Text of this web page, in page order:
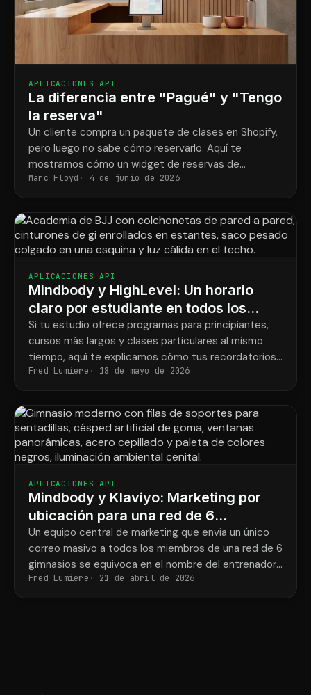
APLICACIONES API
La diferencia entre "Pagué" y "Tengo
la reserva"
Un cliente compra un paquete de clases en Shopify,
pero luego no sabe cómo reservarlo. Aquí te
mostramos cómo un widget de reservas de
Mindbody y ShopConnect solucionan ese problema
definitivamente.
Marc Floyd 4 de junio de 2026
APLICACIONES API
Mindbody y HighLevel: Un horario
claro por estudiante en todos los
programas.
Si tu estudio ofrece programas para principiantes,
cursos más largos y clases particulares al mismo
tiempo, aquí te explicamos cómo tus recordatorios
finalmente coincidirán con lo que cada estudiante ha
reservado.
Fred Lumiere 18 de mayo de 2026
APLICACIONES API
Mindbody y Klaviyo: Marketing por
ubicación para una red de 6
gimnasios de entrenamiento de
fuerza.
Un equipo central de marketing que envía un único
correo masivo a todos los miembros de una red de 6
gimnasios se equivoca en el nombre del entrenador
y la dirección del gimnasio la mitad de las veces.
Fred Lumiere 21 de abril de 2026